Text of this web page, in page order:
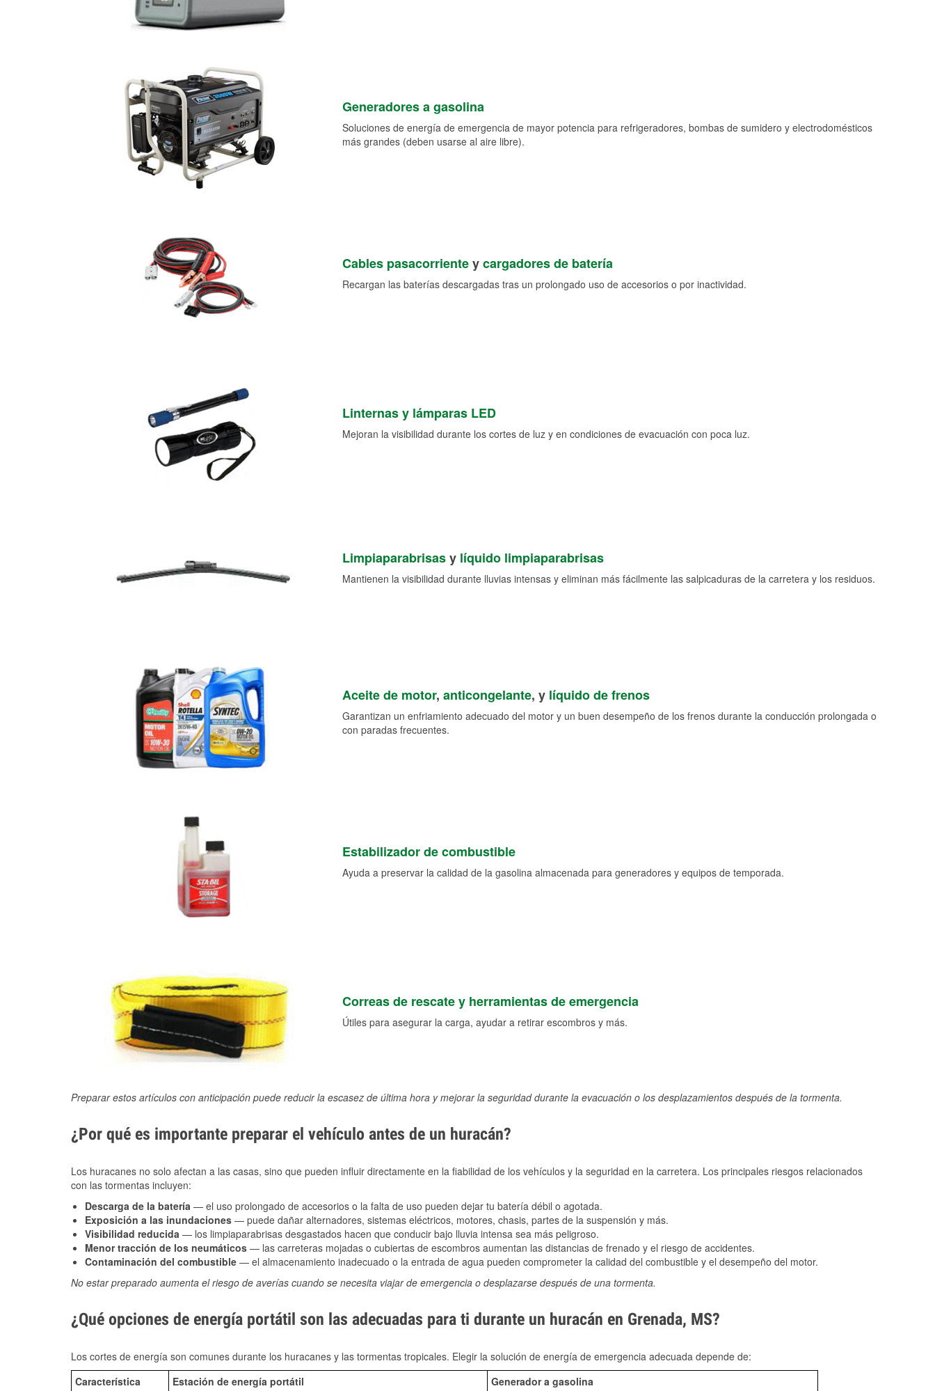
Generadores a gasolina
Soluciones de energía de emergencia de mayor potencia para refrigeradores, bombas de sumidero y electrodomésticos
más grandes (deben usarse al aire libre).
Cables pasacorrienteycargadores de batería
Recargan las baterías descargadas tras un prolongado uso de accesorios o por inactividad.
Linternas y lámparas LED
Mejoran la visibilidad durante los cortes de luz y en condiciones de evacuación con poca luz.
Limpiaparabrisasy líquido limpiaparabrisas
Mantienen la visibilidad durante lluvias intensas y eliminan más fácilmente las salpicaduras de la carretera y los residuos.
Aceite de motor, anticongelante, y líquido de frenos
Garantizan un enfriamiento adecuado del motor y un buen desempeño de los frenos durante la conducción prolongada o
con paradas frecuentes.
Estabilizador de combustible
Ayuda a preservar la calidad de la gasolina almacenada para generadores y equipos de temporada.
Correas de rescate y herramientas de emergencia
Útiles para asegurar la carga, ayudar a retirar escombros y más.
Preparar estos artículos con anticipación puede reducir la escasez de última hora y mejorar la seguridad durante la evacuación o los desplazamientos después de la tormenta.
¿Por qué es importante preparar el vehículo antes de un huracán?
Los huracanes no solo afectan a las casas, sino que pueden influir directamente en la fiabilidad de los vehículos y la seguridad en la carretera. Los principales riesgos relacionados
con las tormentas incluyen:
Descarga de la batería — el uso prolongado de accesorios o la falta de uso pueden dejar tu batería débil o agotada.
Exposición a las inundaciones — puede dañar alternadores, sistemas eléctricos, motores, chasis, partes de la suspensión y más.
Visibilidad reducida — los limpiaparabrisas desgastados hacen que conducir bajo lluvia intensa sea más peligroso.
Menor tracción de los neumáticos — las carreteras mojadas o cubiertas de escombros aumentan las distancias de frenado y el riesgo de accidentes.
Contaminación del combustible — el almacenamiento inadecuado o la entrada de agua pueden comprometer la calidad del combustible y el desempeño del motor.
No estar preparado aumenta el riesgo de averías cuando se necesita viajar de emergencia o desplazarse después de una tormenta.
¿Qué opciones de energía portátil son las adecuadas para ti durante un huracán en Grenada, MS?
Los cortes de energía son comunes durante los huracanes y las tormentas tropicales. Elegir la solución de energía de emergencia adecuada depende de:
Característica
Estación de energía portátil Generador a gasolina